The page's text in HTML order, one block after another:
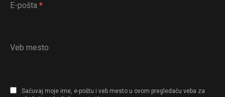
E-pošta *
Veb mesto
Sačuvaj moje ime, e-poštu i veb mesto u ovom pregledaču veba za